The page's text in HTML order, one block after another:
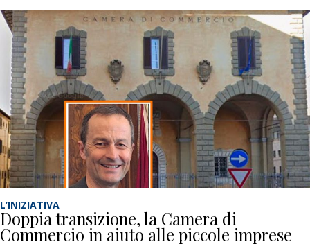
L’INIZIATIVA
Doppia transizione, la Camera di
Commercio in aiuto alle piccole imprese